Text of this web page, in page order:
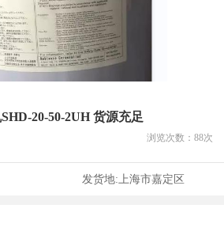
20-50-2UH 货源充足
浏览次数： 88次
发货地: 上海市嘉定区